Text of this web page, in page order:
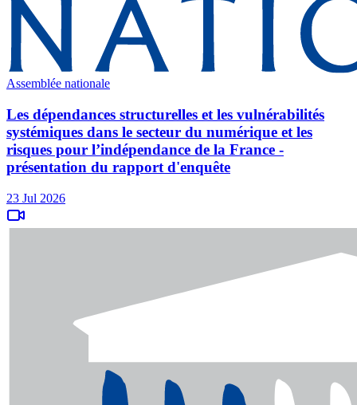
Assemblée nationale
Les dépendances structurelles et les vulnérabilités
systémiques dans le secteur du numérique et les
risques pour l’indépendance de la France -
présentation du rapport d'enquête
23 Jul 2026